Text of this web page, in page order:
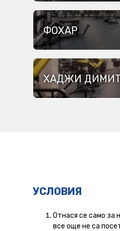
ФОХАР
ХАДЖИ
УСЛОВИЯ
Отнася се само за
все още не са